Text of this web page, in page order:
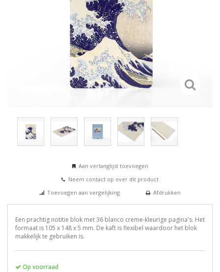
Aan verlanglijst toevoegen
Neem contact op over dit product
Toevoegen aan vergelijking
Afdrukken
Een prachtig notitie blok met 36 blanco creme-kleurige pagina's. Het
formaat is 105 x 148 x 5 mm. De kaft is flexibel waardoor het blok
makkelijk te gebruiken is.
Op voorraad